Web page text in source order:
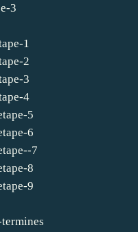
3
1
2
3
4
5
6
7
8
9